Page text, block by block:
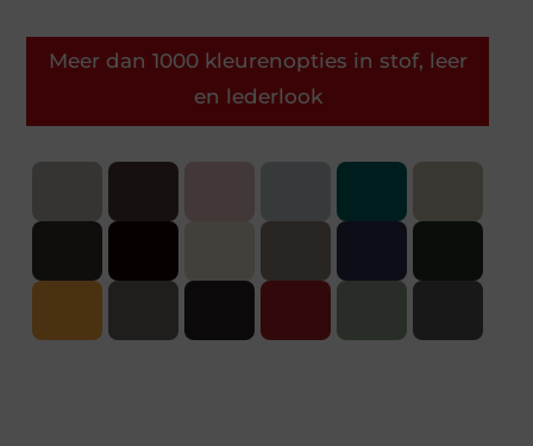
Meer dan 1000 kleurenopties in stof, leer
en lederlook